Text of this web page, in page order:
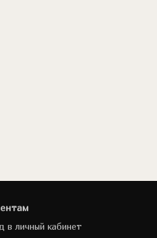
в личный кабинет